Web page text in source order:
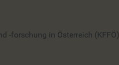
-forschung in Österreich (KFFÖ)